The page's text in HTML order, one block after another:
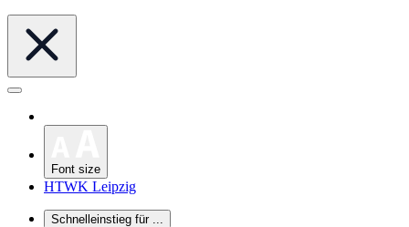
Font size
HTWK Leipzig
Schnelleinstieg für ...